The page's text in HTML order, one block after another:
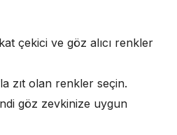
çekici ve göz alıcı renkler
zıt olan renkler seçin.
göz zevkinize uygun